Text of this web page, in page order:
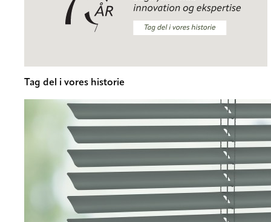
Tag del i vores historie